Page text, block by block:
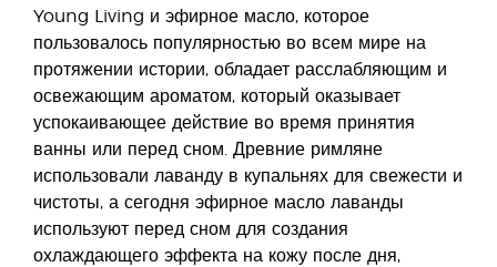
Young Living и эфирное масло, которое
пользовалось популярностью во всем мире на
протяжении истории, обладает расслабляющим и
освежающим ароматом, который оказывает
успокаивающее действие во время принятия
ванны или перед сном. Древние римляне
использовали лаванду в купальнях для свежести и
чистоты, а сегодня эфирное масло лаванды
используют перед сном для создания
охлаждающего эффекта на кожу после дня,